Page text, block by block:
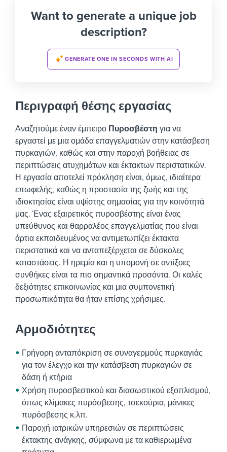
Want to generate a unique job
description?
GENERATE ONE IN SECONDS WITH AI
Περιγραφή θέσης εργασίας
Αναζητούμε έναν έμπειρο Πυροσβέστη για να
εργαστεί με μια ομάδα επαγγελματιών στην κατάσβεση
πυρκαγιών, καθώς και στην παροχή βοήθειας σε
περιπτώσεις ατυχημάτων και έκτακτων περιστατικών.
Η εργασία αποτελεί πρόκληση είναι, όμως, ιδιαίτερα
επωφελής, καθώς η προστασία της ζωής και της
ιδιοκτησίας είναι υψίστης σημασίας για την κοινότητά
μας. Ένας εξαιρετικός πυροσβέστης είναι ένας
υπεύθυνος και θαρραλέος επαγγελματίας που είναι
άρτια εκπαιδευμένος να αντιμετωπίζει έκτακτα
περιστατικά και να ανταπεξέρχεται σε δύσκολες
καταστάσεις. Η ηρεμία και η υπομονή σε αντίξοες
συνθήκες είναι τα πιο σημαντικά προσόντα. Οι καλές
δεξιότητες επικοινωνίας και μια συμπονετική
προσωπικότητα θα ήταν επίσης χρήσιμες.
Αρμοδιότητες
Γρήγορη ανταπόκριση σε συναγερμούς πυρκαγιάς
για τον έλεγχο και την κατάσβεση πυρκαγιών σε
δάση ή κτήρια
Χρήση πυροσβεστικού και διασωστικού εξοπλισμού,
όπως κλίμακες πυρόσβεσης, τσεκούρια, μάνικες
πυρόσβεσης κ.λπ.
Παροχή ιατρικών υπηρεσιών σε περιπτώσεις
έκτακτης ανάγκης, σύμφωνα με τα καθιερωμένα